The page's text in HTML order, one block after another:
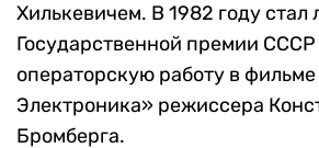
Хилькевичем. В 1982 году стал
Государственной премии СССР
операторскую работу в
Электроника» режиссера
Бромберга.